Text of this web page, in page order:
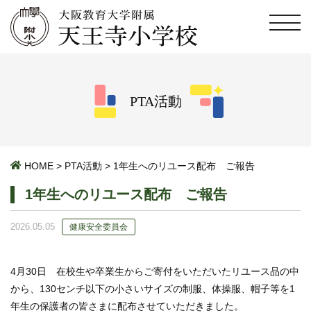
PTA活動
HOME > PTA活動 > 1年生へのリユース配布 ご報告
1年生へのリユース配布 ご報告
2026.05.05 健康安全委員会
4月30日 在校生や卒業生からご寄付をいただいたリユース品の中
から、130センチ以下の小さいサイズの制服、体操服、帽子等を1
年生の保護者の皆さまに配布させていただきました。